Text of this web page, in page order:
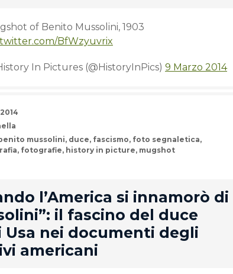
of Benito Mussolini, 1903
BfWzyuvrix
In Pictures (@HistoryInPics) 9 Marzo 2014
benito mussolini, duce, fascismo, foto segnaletica,
, fotografie, history in picture, mugshot
l’America si innamorò di
il fascino del duce
Usa nei documenti degli
americani